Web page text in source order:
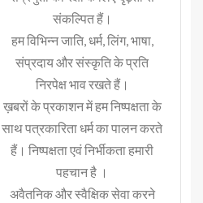
संकल्पित हैं।
हम विभिन्न जाति, धर्म, लिंग, भाषा,
संप्रदाय और संस्कृति के प्रति
निरपेक्ष भाव रखते हैं।
ख़बरों के प्रकाशन में हम निष्पक्षता के
साथ पत्रकारिता धर्म का पालन करते
हैं। निष्पक्षता एवं निर्भीकता हमारी
पहचान है ।
अवैतनिक और स्वैक्षिक सेवा करने